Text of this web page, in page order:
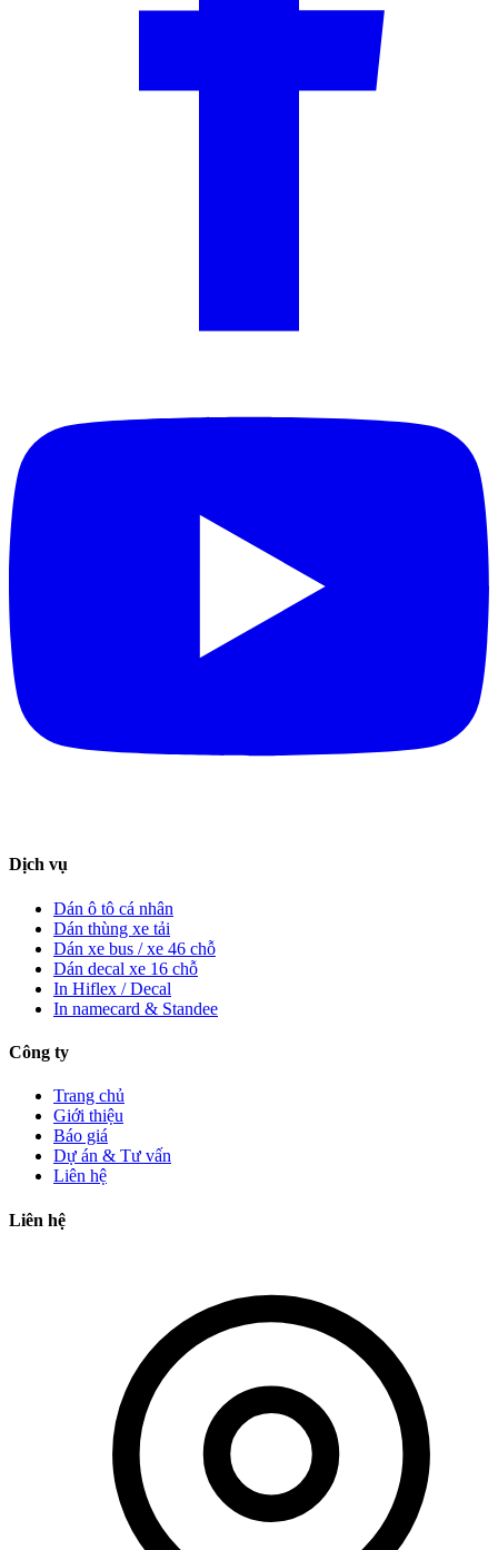
Dịch vụ
Dán ô tô cá nhân
Dán thùng xe tải
Dán xe bus / xe 46 chỗ
Dán decal xe 16 chỗ
In Hiflex / Decal
In namecard & Standee
Công ty
Trang chủ
Giới thiệu
Báo giá
Dự án & Tư vấn
Liên hệ
Liên hệ